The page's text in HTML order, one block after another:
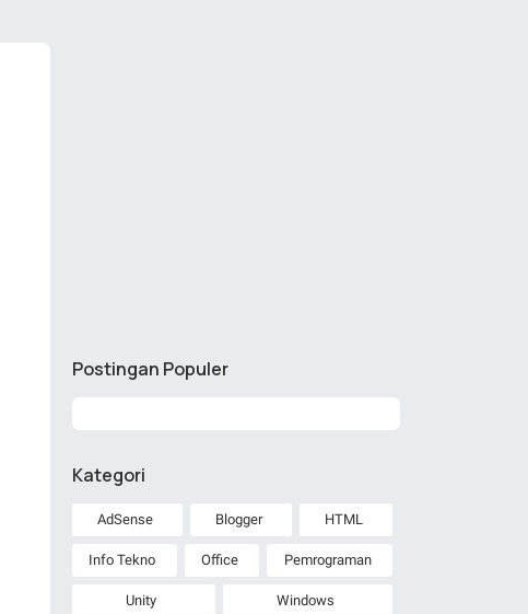
Postingan Populer
Kategori
AdSense Blogger HTML
Info Tekno Office Pemrograman
Unity Windows